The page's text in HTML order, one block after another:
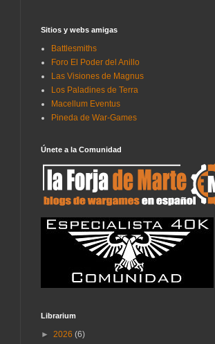
Sitios y webs amigas
Battlesmiths
Foro El Poder del Anillo
Las Visiones de Magnus
Los Paladines de Terra
Macellum Eventus
Pineda de War-Games
Únete a la Comunidad
Librarium
► 2026 (6)